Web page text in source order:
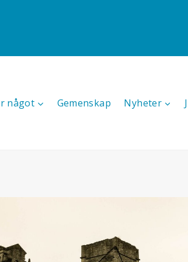
något Gemenskap Nyheter